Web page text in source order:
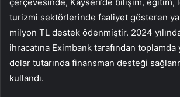
turizmi sektörlerinde faaliyet gösteren
milyon TL destek ödenmiştir. 2024
ihracatına Eximbank tarafından toplamda
dolar tutarında finansman desteği
kullandı.